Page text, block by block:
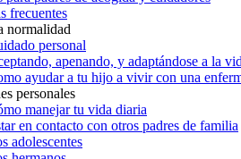
frecuentes
normalidad
personal
apenando, y adaptándose a la
ayudar a tu hijo a vivir con una
personales
manejar tu vida diaria
en contacto con otros padres de familia
adolescentes